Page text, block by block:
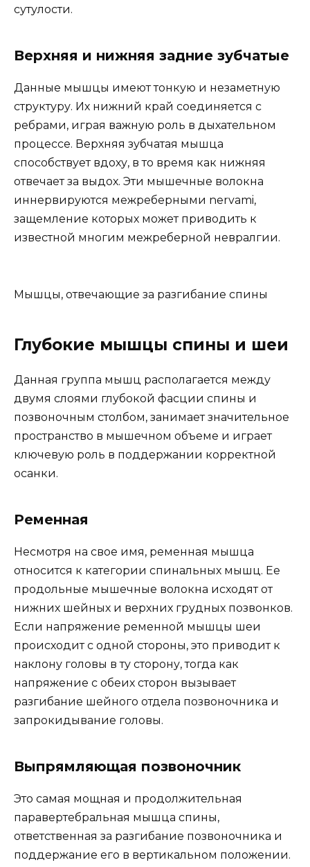
сутулости.
Верхняя и нижняя задние зубчатые
Данные мышцы имеют тонкую и незаметную
структуру. Их нижний край соединяется с
ребрами, играя важную роль в дыхательном
процессе. Верхняя зубчатая мышца
способствует вдоху, в то время как нижняя
отвечает за выдох. Эти мышечные волокна
иннервируются межреберными nervami,
защемление которых может приводить к
известной многим межреберной невралгии.
Мышцы, отвечающие за разгибание спины
Глубокие мышцы спины и шеи
Данная группа мышц располагается между
двумя слоями глубокой фасции спины и
позвоночным столбом, занимает значительное
пространство в мышечном объеме и играет
ключевую роль в поддержании корректной
осанки.
Ременная
Несмотря на свое имя, ременная мышца
относится к категории спинальных мышц. Ее
продольные мышечные волокна исходят от
нижних шейных и верхних грудных позвонков.
Если напряжение ременной мышцы шеи
происходит с одной стороны, это приводит к
наклону головы в ту сторону, тогда как
напряжение с обеих сторон вызывает
разгибание шейного отдела позвоночника и
запрокидывание головы.
Выпрямляющая позвоночник
Это самая мощная и продолжительная
паравертебральная мышца спины,
ответственная за разгибание позвоночника и
поддержание его в вертикальном положении.